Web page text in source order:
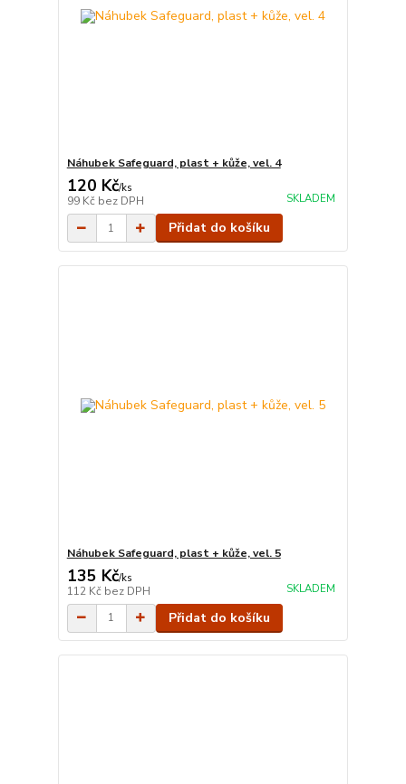
Náhubek Safeguard, plast + kůže, vel. 4
120 Kč/ks
99 Kč bez DPH SKLADEM
Přidat do košíku
Náhubek Safeguard, plast + kůže, vel. 5
135 Kč/ks
112 Kč bez DPH SKLADEM
Přidat do košíku